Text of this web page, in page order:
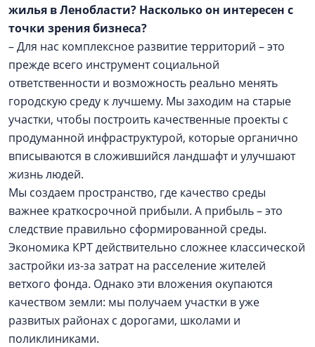
жилья в Ленобласти? Насколько он интересен с
точки зрения бизнеса?
– Для нас комплексное развитие территорий – это
прежде всего инструмент социальной
ответственности и возможность реально менять
городскую среду к лучшему. Мы заходим на старые
участки, чтобы построить качественные проекты с
продуманной инфраструктурой, которые органично
вписываются в сложившийся ландшафт и улучшают
жизнь людей.
Мы создаем пространство, где качество среды
важнее краткосрочной прибыли. А прибыль – это
следствие правильно сформированной среды.
Экономика КРТ действительно сложнее классической
застройки из-за затрат на расселение жителей
ветхого фонда. Однако эти вложения окупаются
качеством земли: мы получаем участки в уже
развитых районах с дорогами, школами и
поликлиниками.